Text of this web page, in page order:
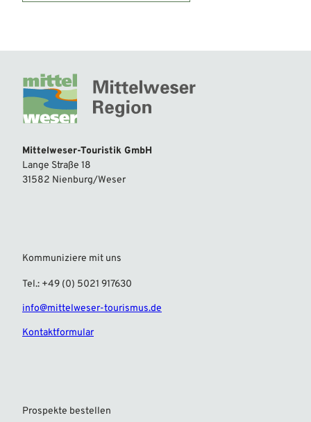
Mittelweser-Touristik GmbH
Lange Straße 18
31582 Nienburg/Weser
Kommuniziere mit uns
Tel.: +49 (0) 5021 917630
info@mittelweser-tourismus.de
Kontaktformular
Prospekte bestellen